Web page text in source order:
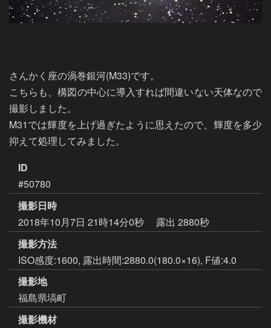
さんかく座の渦巻銀河(M33)です。
こちらも、構図の中心に導入すれば間違いない天体なので
撮影しました。
M31では輝度を上げ過ぎたように思えたので、輝度を多少
抑えて処理してみました。
ID
#50780
撮影日時
2018年10月7日 21時14分0秒
露出 2880秒
撮影方法
ISO感度:1600, 露出時間:2880.0(180.0×16), F値:4.0
撮影地
福島県塙町
撮影機材